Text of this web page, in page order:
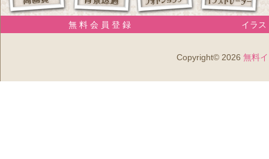
無 料 会 員 登 録 イラス
Copyright© 2026 無料